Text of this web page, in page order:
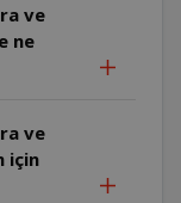
ve
ne
ve
için